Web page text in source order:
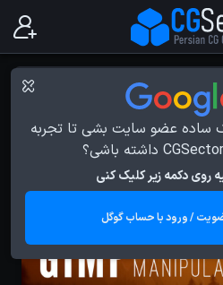
ساده عضو سایت بشی تا تجربه
روی دکمه زیر کلیک کنی
/ ورود با حساب گوگل